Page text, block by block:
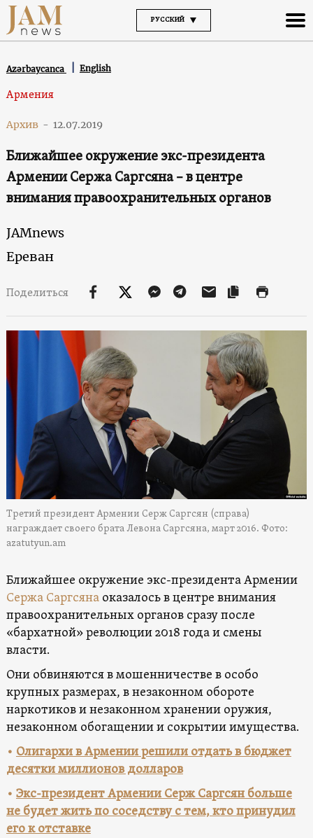
РУССКИЙ
Azərbaycanca English
Армения
Архив - 12.07.2019
Ближайшее окружение экс-президента
Армении Сержа Саргсяна – в центре
внимания правоохранительных органов
JAMnews
Ереван
Поделиться
Третий президент Армении Серж Саргсян (справа)
награждает своего брата Левона Саргсяна, март 2016. Фото:
azatutyun.am
Ближайшее окружение экс-президента Армении
Сержа Саргсянаоказалось в центре внимания
правоохранительных органов сразу после
«бархатной» революции 2018 года и смены
власти.
Они обвиняются в мошенничестве в особо
крупных размерах, в незаконном обороте
наркотиков и незаконном хранении оружия,
незаконном обогащении и сокрытии имущества.
• Олигархи в Армении решили отдать в бюджет
десятки миллионов долларов
• Экс-президент Армении Серж Саргсян больше
не будет жить по соседству с тем, кто принудил
его к отставке